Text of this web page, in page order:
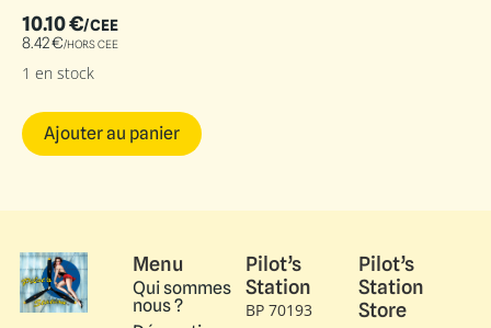
10.10€/CEE
8.42€/HORS CEE
1 en stock
Ajouter au panier
Menu
Qui sommes
nous ?
Pilot’s
Station
BP 70193
Pilot’s
Station
Store